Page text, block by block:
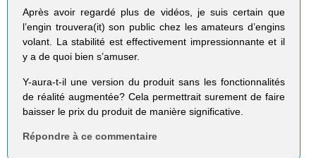
Après avoir regardé plus de vidéos, je suis certain que
l’engin trouvera(it) son public chez les amateurs d’engins
volant. La stabilité est effectivement impressionnante et il
y a de quoi bien s’amuser.
Y-aura-t-il une version du produit sans les fonctionnalités
de réalité augmentée? Cela permettrait surement de faire
baisser le prix du produit de manière significative.
Répondre à ce commentaire